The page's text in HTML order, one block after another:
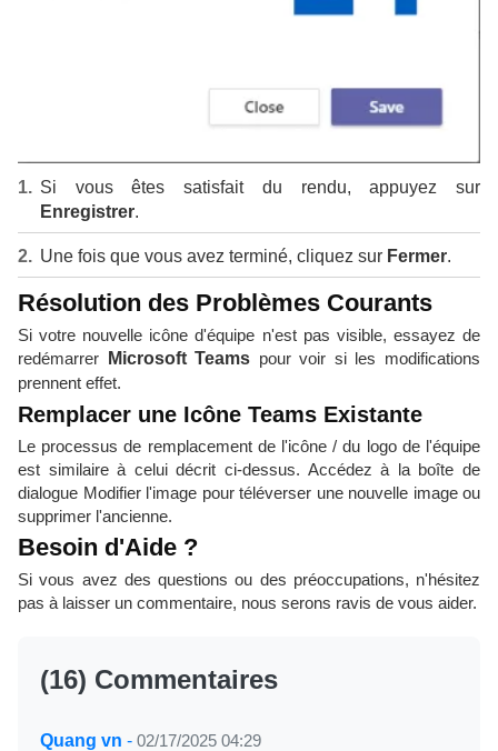
Si vous êtes satisfait du rendu, appuyez sur
Enregistrer.
Une fois que vous avez terminé, cliquez sur Fermer.
Résolution des Problèmes Courants
Si votre nouvelle icône d'équipe n'est pas visible, essayez de
redémarrer
Microsoft Teams pour voir si les modifications
prennent effet.
Remplacer une Icône Teams Existante
Le processus de remplacement de l'icône / du logo de l'équipe
est similaire à celui décrit ci-dessus. Accédez à la boîte de
dialogue Modifier l'image pour téléverser une nouvelle image ou
supprimer l'ancienne.
Besoin d'Aide ?
Si vous avez des questions ou des préoccupations, n'hésitez
pas à laisser un commentaire, nous serons ravis de vous aider.
(16) Commentaires
Quang vn - 02/17/2025 04:29